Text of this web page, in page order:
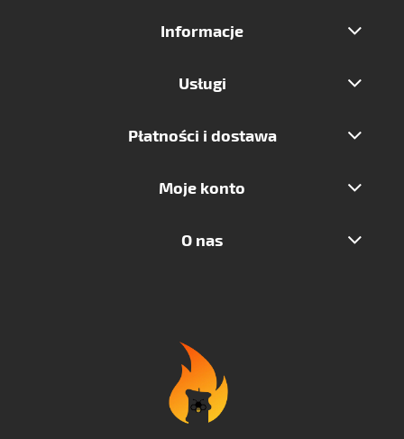
Informacje
Usługi
Płatności i dostawa
Moje konto
O nas